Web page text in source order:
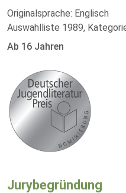
Originalsprache: Englisch
Auswahlliste 1989,
Ab 16 Jahren
Jurybegründung